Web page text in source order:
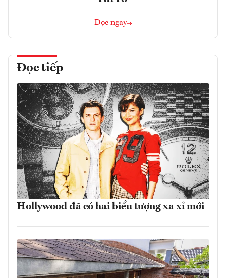
Đọc ngay
Đọc tiếp
Hollywood đã có hai biểu tượng xa xỉ mới